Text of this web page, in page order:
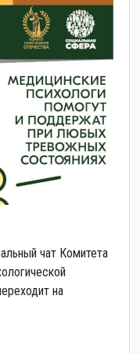
чат Комитета
на